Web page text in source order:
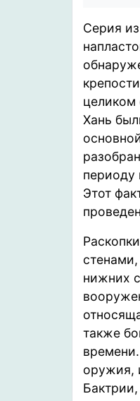
Серия
целиком
Хань
периоду
Этот
нижних
также
оружия,